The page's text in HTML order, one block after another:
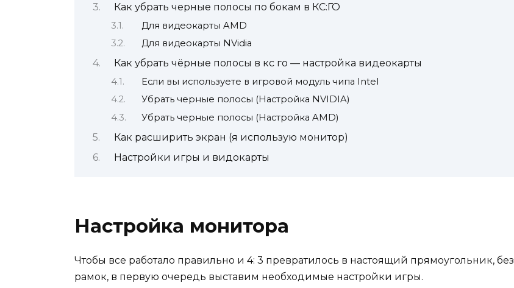
Как убрать черные полосы по бокам в КС:ГО
Для видеокарты AMD
Для видеокарты NVidia
Как убрать чёрные полосы в кс го — настройка видеокарты
Если вы используете в игровой модуль чипа Intel
Убрать черные полосы (Настройка NVIDIA)
Убрать черные полосы (Настройка AMD)
Как расширить экран (я использую монитор)
Настройки игры и видокарты
Настройка монитора
Чтобы все работало правильно и 4: 3 превратилось в настоящий прямоугольник, без
рамок, в первую очередь выставим необходимые настройки игры.